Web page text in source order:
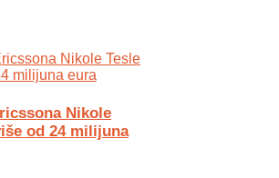
Nikole
od 24 milijuna